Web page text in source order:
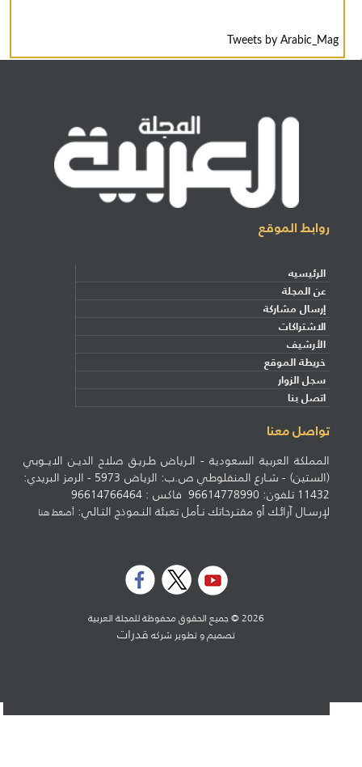
Tweets by Arabic_Mag
روابط الموقع
الرئيسيه
عن المجلة
إرسال مشاركة
الاشتراكات
الأرشيف
خريطة الموقع
سجل الزوار
اتصل بنا
تواصل معنا
المملكة العربية السعودية - الـرياض طـريـق صلاح الديـن الايــوبي
(الستين) - شـارع المنفلوطي ص.ب: الرياض 5973 - الرمز البريدي:
11432 تلفون: 96614778990 فاكس : 96614766464
لإرسـال آرائـك أو مقتـرحاتك نـأمل تعبئة النـموذج التـالي:أضغط هنا
2026 © جميع الحقوق محفوظة للمجلة العربية
تصميم و تطوير شركهقدرات